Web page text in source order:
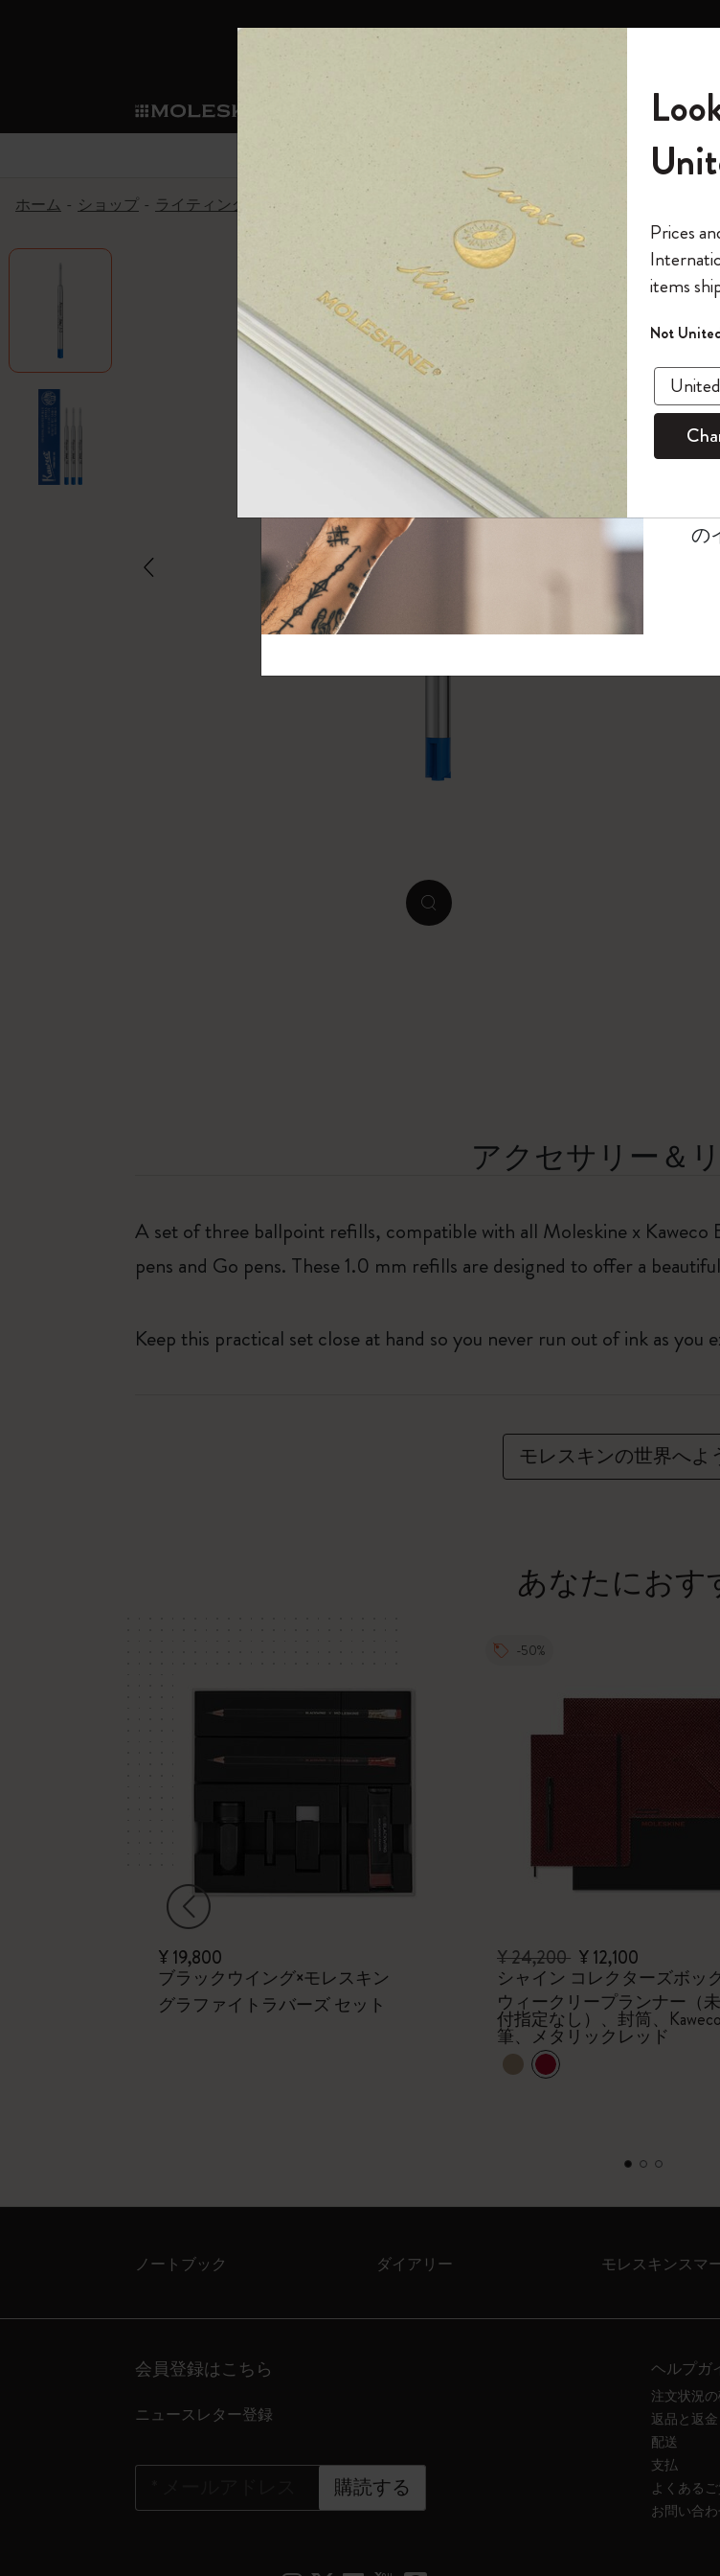
ショ
ノートブック
ノートブック
The Original Notebook
ミニノートブックチャーム
カイエ ＆ ジャーナル
セット
パッションジャーナル
スチューデントカイエジャーナ
サブカテゴリ
ダイアリー
パーソナル・ダイアリー
12カ月ダイアリー
15ヶ月プランナー
ウィークリープランナー
デイリープランナー
マンスリープランナー
ライフプランナー・コレクショ
モレスキンスマート
サブカテゴリ
すべて見る
スマートライティング・システム
モレスキンスマートスマートと
アプリ・サービス
ライティングツール
サブカテゴリ
モレスキンスマート
Blackwing x モレスキン
Kaweco x モレスキン
ペン & ペンシル
限定版ノートブック
Reframe サングラス
ムーミン コレクション
キム・ジョンギコレクション
「Alice's Adventures in Wonderland
『ロード・オブ・ザ・リング』
カラーパターン ノートブック
サクラコレクション
馬年コレクション
星の王子さま
ハリー・ポッターの呪文コレク
キム・ジョンギコレクション
Impressions of Impressionism コレク
ン
カサ・バトリョ 限定版コレクシ
ゴッホ美術館
すべて見る
バックパック
限定版バックパック
Shopper paper – made Collection
アートを愛する方への贈り物
プロフェッショナルへの贈り物
ミニマリストへの贈り物
マキシマリストへの贈り物
健康を愛する方への贈り物です
趣味を愛する方へのギフト
サブカテゴリ
カントリー・テーマ・ピンズ・
ション
サブカテゴリ
プライドをいつも胸に
Mardi Mercredi × モレスキン
スマートライティング・シス
サブカテゴリ
スマートライティング・システ
スマートノートブック
スマートダイアリー
モレスキンスマートスマート
アプリ・サービス
サブカテゴリ
Notes
モレスキン Journal
モレスキン Planner
パーソナライズサ
ービス
サブカテゴリ
カスタムダイアリー
カスタムノートブック
和紙テープ
ミニノートブックチャーム
別注＆コーポレートギフト
リー
モレスキンメンバーシップ
我々の歴史
モレスキンのマニフェスト
ペンと紙の力
持続可能な創造性
今すぐメンバー登録
ウェルカムオファー: 次回のご購入時に10% オフと送料無料
通常特典: パーソナライズの2冊ご購入で1冊無料
バースデー特典: 1回限りの割引（1ヶ月有効）
先行プレビュー: 新作コレクションへの先行アクセス
伝説的なお得情報: 会員限定の特別サプライズ
セールへの早期アクセス: お得な情報をいち早くチェック
モレスキン限定イベント: 優先アクセス
返品期間の延長: 1ヶ月間
モレ
*メ
*パ
こ
6,500円以上のご購入で送
ホーム ショップ ライティングツール Kaweco Ballpoint Refills
zoom.cta
アクセサリー＆
A set of three ballpoint refills, compatible with all Moleskine x Kaweco
pens and Go pens. These 1.0 mm refills are designed to offer a
Keep this practical set close at hand so you never run out of ink as you
モレスキンの世界へよ
あなたにおす
¥ 19,800
ブラックウイング×モレスキン
グラファイトラバーズ セット
-50%
¥ 24,200 ¥ 12,100
シャイン コレクターズボッ
ウィークリープランナー（
付指定なし）、封筒、
筆、メタリックレッド
ノートブック ダイアリー モレスキンスマ
会員登録はこちら
ニュースレター登録
購読する
ヘルプガ
注文状況
返品と返金
配送
支払
よくある
お問い合
「
回
ま
の
Prices
items
Not